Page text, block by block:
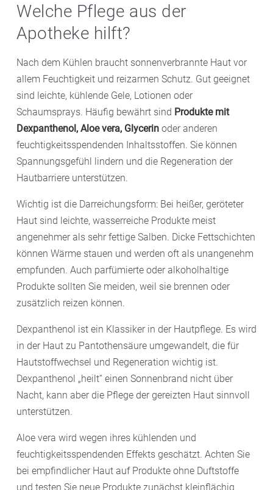
Welche Pflege aus der
Apotheke hilft?
Nach dem Kühlen braucht sonnenverbrannte Haut vor
allem Feuchtigkeit und reizarmen Schutz. Gut geeignet
sind leichte, kühlende Gele, Lotionen oder
Schaumsprays. Häufig bewährt sind Produkte mit
Dexpanthenol, Aloe vera, Glycerin oder anderen
feuchtigkeitsspendenden Inhaltsstoffen. Sie können
Spannungsgefühl lindern und die Regeneration der
Hautbarriere unterstützen.
Wichtig ist die Darreichungsform: Bei heißer, geröteter
Haut sind leichte, wasserreiche Produkte meist
angenehmer als sehr fettige Salben. Dicke Fettschichten
können Wärme stauen und werden oft als unangenehm
empfunden. Auch parfümierte oder alkoholhaltige
Produkte sollten Sie meiden, weil sie brennen oder
zusätzlich reizen können.
Dexpanthenol ist ein Klassiker in der Hautpflege. Es wird
in der Haut zu Pantothensäure umgewandelt, die für
Hautstoffwechsel und Regeneration wichtig ist.
Dexpanthenol „heilt“ einen Sonnenbrand nicht über
Nacht, kann aber die Pflege der gereizten Haut sinnvoll
unterstützen.
Aloe vera wird wegen ihres kühlenden und
feuchtigkeitsspendenden Effekts geschätzt. Achten Sie
bei empfindlicher Haut auf Produkte ohne Duftstoffe
und testen Sie neue Produkte zunächst kleinflächig.